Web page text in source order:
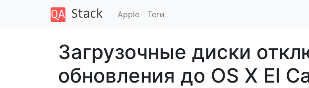
Apple Теги
Загрузочные диски
обновления до OS X El